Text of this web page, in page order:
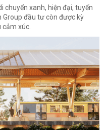
chuyển xanh, hiện đại, tuyến
Group đầu tư còn được kỳ
xúc.